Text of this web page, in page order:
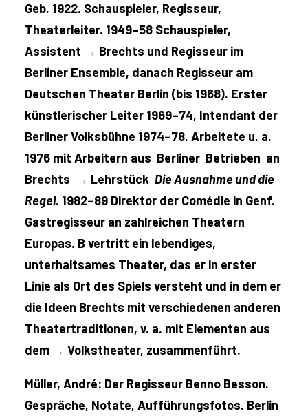
Geb. 1922. Schauspieler, Regisseur,
Theaterleiter. 1949–58 Schauspieler,
Assistent → Brechts und Regisseur im
Berliner Ensemble, danach Regisseur am
Deutschen Theater Berlin (bis 1968). Erster
künstlerischer Leiter 1969–74, Intendant der
Berliner Volksbühne 1974–78. Arbeitete u. a.
1976 mit Arbeitern aus Berliner Betrieben an
Brechts → Lehrstück Die Ausnahme und die
Regel. 1982–89 Direktor der Comédie in Genf.
Gastregisseur an zahlreichen Theatern
Europas. B vertritt ein lebendiges,
unterhaltsames Theater, das er in erster
Linie als Ort des Spiels versteht und in dem er
die Ideen Brechts mit verschiedenen anderen
Theatertraditionen, v. a. mit Elementen aus
dem → Volkstheater, zusammenführt.
Müller, André: Der Regisseur Benno Besson.
Gespräche, Notate, Aufführungsfotos. Berlin